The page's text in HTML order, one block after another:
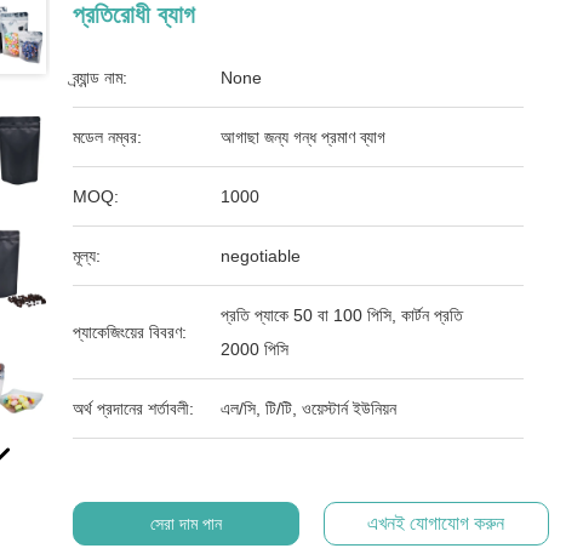
প্রতিরোধী ব্যাগ
ব্র্যান্ড নাম: None
মডেল নম্বর: আগাছা জন্য গন্ধ প্রমাণ ব্যাগ
MOQ: 1000
মূল্য: negotiable
প্যাকেজিংয়ের বিবরণ:
প্রতি প্যাকে 50 বা 100 পিসি, কার্টন প্রতি
2000 পিসি
অর্থ প্রদানের শর্তাবলী: এল/সি, টি/টি, ওয়েস্টার্ন ইউনিয়ন
সেরা দাম পান এখনই যোগাযোগ করুন